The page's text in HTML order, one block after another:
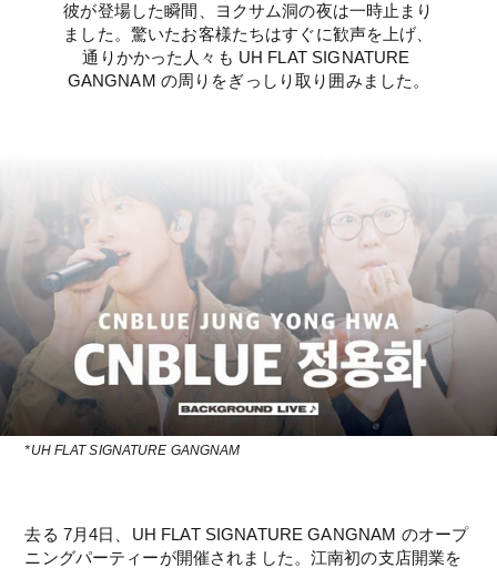
彼が登場した瞬間、ヨクサム洞の夜は一時止まり
ました。驚いたお客様たちはすぐに歓声を上げ、
通りかかった人々も UH FLAT SIGNATURE
GANGNAM の周りをぎっしり取り囲みました。
*UH FLAT SIGNATURE GANGNAM
去る 7月4日、UH FLAT SIGNATURE GANGNAM のオープ
ニングパーティーが開催されました。江南初の支店開業を